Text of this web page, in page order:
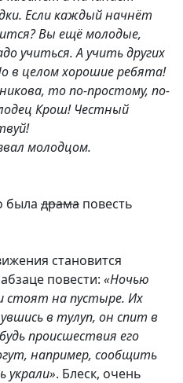
Если каждый начнёт
Вы ещё молодые,
учиться. А учить других
в целом хорошие ребята!
то по-простому, по-
Крош! Честный
молодцом.
была драма повесть
становится
повести: «Ночью
на пустыре. Их
в тулуп, он спит в
происшествия его
например, сообщить
украли». Блеск, очень